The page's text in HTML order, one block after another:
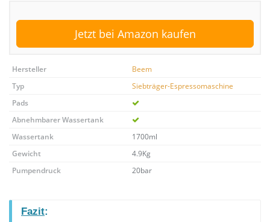
Jetzt bei Amazon kaufen
Hersteller
Beem
Typ
Siebträger-Espressomaschine
Pads
Abnehmbarer Wassertank
Wassertank
1700ml
Gewicht
4.9Kg
Pumpendruck
20bar
Fazit: